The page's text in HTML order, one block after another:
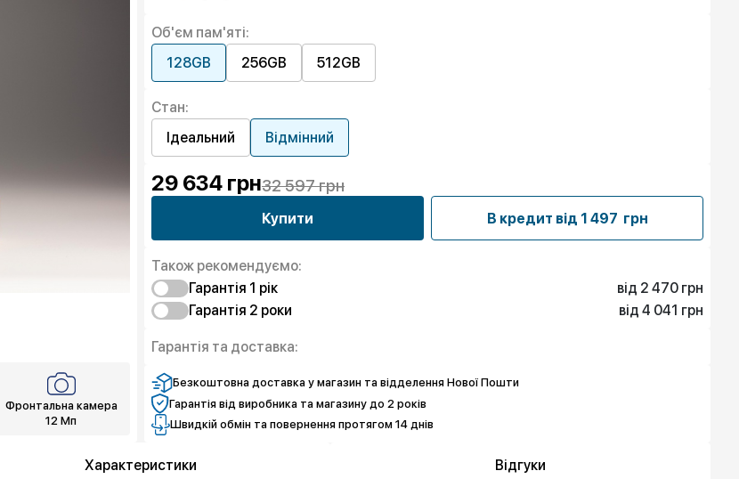
Фронтальна камера
12 Мп
Об'єм пам'яті:
128GB
256GB 512GB
Стан:
Ідеальний
Відмінний
29 634 грн32 597 грн
Купити В кредит від 1 497 грн
Також рекомендуємо:
Гарантія 1 рік
від 2 470 грн
Захист від браку
2 470 грн
Чистий спокій
Гарантія 2 роки
від 4 041 грн
Захист екрану
Чистий спокій
Гарантія та доставка:
Безкоштовна доставка у магазин та відделення Нової Пошти
Гарантія від виробника та магазину до 2 років
Швидкій обмін та повернення протягом 14 днів
Характеристики Відгуки